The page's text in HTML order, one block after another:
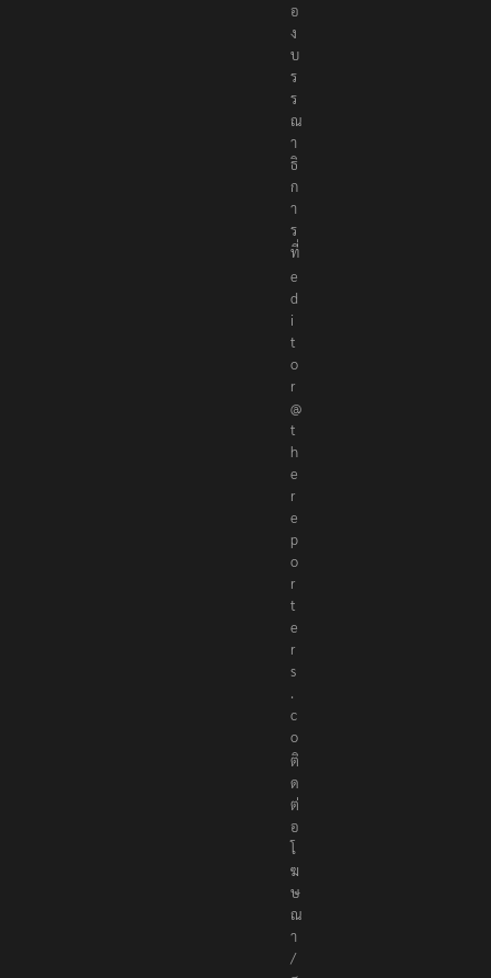
อ
ง
บ
ร
ร
ณ
า
ธิ
ก
า
ร
ที่
e
d
i
t
o
r
@
t
h
e
r
e
p
o
r
t
e
r
s
.
c
o
ติ
ด
ต่
อ
โ
ฆ
ษ
ณ
า
/